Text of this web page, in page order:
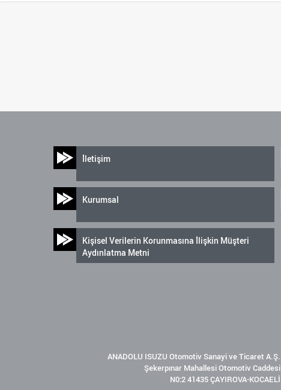
İletişim
Kurumsal
Kişisel Verilerin Korunmasına İlişkin Müşteri
Aydınlatma Metni
ANADOLU ISUZU Otomotiv Sanayi ve Ticaret A.Ş.
Şekerpınar Mahallesi Otomotiv Caddesi
N0:2 41435 ÇAYIROVA-KOCAELİ